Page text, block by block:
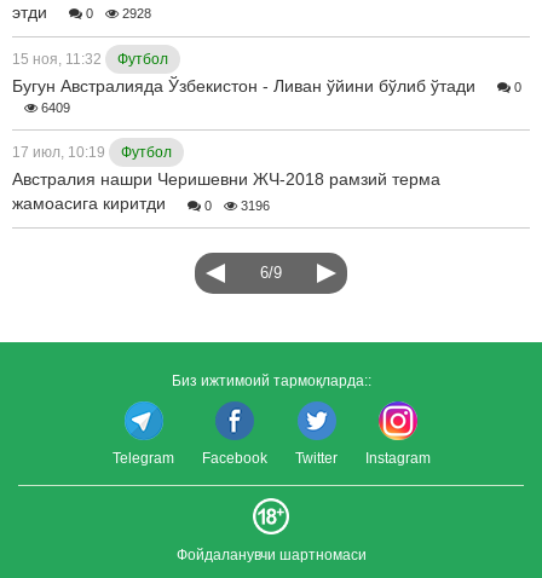
этди
0 2928
15 ноя, 11:32 Футбол
Бугун Австралияда Ўзбекистон - Ливан ўйини бўлиб ўтади
0
6409
17 июл, 10:19 Футбол
Австралия нашри Черишевни ЖЧ-2018 рамзий терма
жамоасига киритди
0 3196
6/9
Биз ижтимоий тармоқларда::
Telegram Facebook Twitter Instagram
Фойдаланувчи шартномаси